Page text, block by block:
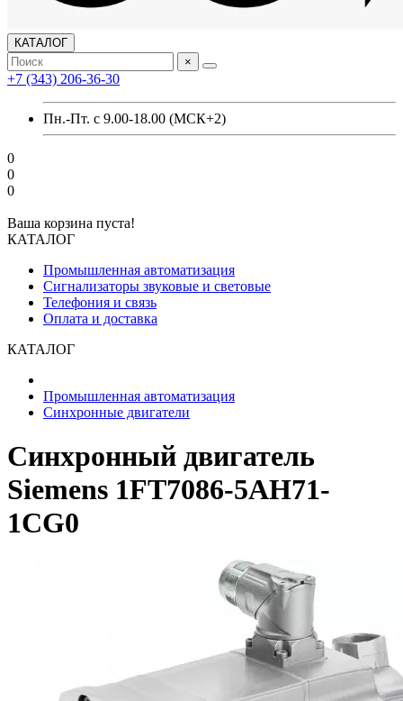
КАТАЛОГ
×
+7 (343) 206-36-30
Пн.-Пт. с 9.00-18.00 (МСК+2)
0
0
0
Ваша корзина пуста!
КАТАЛОГ
Промышленная автоматизация
Сигнализаторы звуковые и световые
Телефония и связь
Оплата и доставка
КАТАЛОГ
Промышленная автоматизация
Синхронные двигатели
Синхронный двигатель
Siemens 1FT7086-5AH71-
1CG0